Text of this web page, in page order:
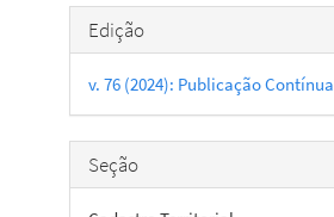
Detalhes
do
artigo
Edição
v. 76 (2024): Publicação Contínua
Seção